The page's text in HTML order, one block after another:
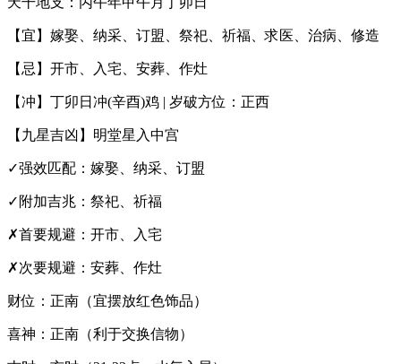
【宜】嫁娶、纳采、订盟、祭祀、祈福、求医、治病、修造
【忌】开市、入宅、安葬、作灶
【冲】丁卯日冲(辛酉)鸡 | 岁破方位：正西
【九星吉凶】明堂星入中宫
✓强效匹配：嫁娶、纳采、订盟
✓附加吉兆：祭祀、祈福
✗首要规避：开市、入宅
✗次要规避：安葬、作灶
财位：正南（宜摆放红色饰品）
喜神：正南（利于交换信物）